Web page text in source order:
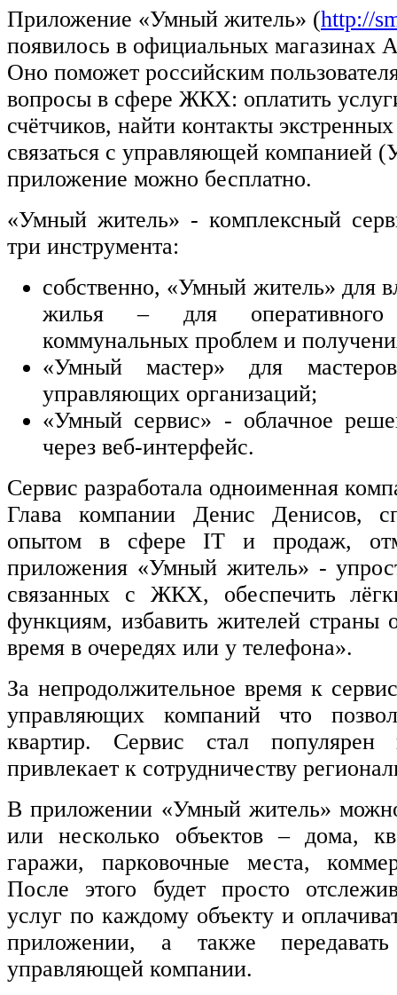
Приложение «Умный житель» (http://
появилось в официальных магазинах
Оно поможет российским
вопросы в сфере ЖКХ: оплатить
счётчиков, найти контакты
связаться с управляющей компанией
приложение можно бесплатно.
«Умный житель» - комплексный
три инструмента:
собственно, «Умный житель» для
жилья – для
коммунальных проблем и
«Умный мастер» для
управляющих организаций;
«Умный сервис» - облачное
через веб-интерфейс.
Сервис разработала одноименная
Глава компании Денис Денисов,
опытом в сфере IT и продаж,
приложения «Умный житель» -
связанных с ЖКХ, обеспечить
функциям, избавить жителей страны
время в очередях или у телефона».
За непродолжительное время к
управляющих компаний что
квартир. Сервис стал
привлекает к сотрудничеству
В приложении «Умный житель» можно
или несколько объектов – дома,
гаражи, парковочные места,
После этого будет просто
услуг по каждому объекту и
приложении, а также передавать
управляющей компании.